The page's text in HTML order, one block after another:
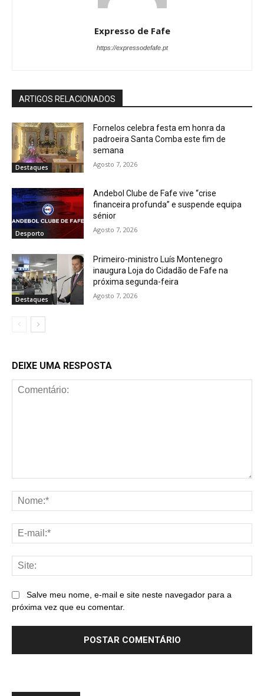
Expresso de Fafe
https://expressodefafe.pt
ARTIGOS RELACIONADOS
Destaques
Fornelos celebra festa em honra da
padroeira Santa Comba este fim de
semana
Agosto 7, 2026
Desporto
Andebol Clube de Fafe vive “crise
financeira profunda” e suspende equipa
sénior
Agosto 7, 2026
Destaques
Primeiro-ministro Luís Montenegro
inaugura Loja do Cidadão de Fafe na
próxima segunda-feira
Agosto 7, 2026
DEIXE UMA RESPOSTA
Salve meu nome, e-mail e site neste navegador para a
próxima vez que eu comentar.